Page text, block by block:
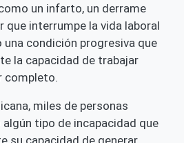
un infarto, un derrame
que interrumpe la vida laboral
una condición progresiva que
la capacidad de trabajar
completo.
miles de personas
tipo de incapacidad que
su capacidad de generar